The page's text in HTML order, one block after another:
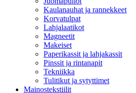
Kaulanauhat ja rannekkeet
Korvatulpat
Lahjalaatikot
Magneetit
Makeiset
Paperikassit ja lahjakassit
Pinssit ja rintanapit
Tekniikka
Tulitikut ja sytyttimet
Mainostekstiilit